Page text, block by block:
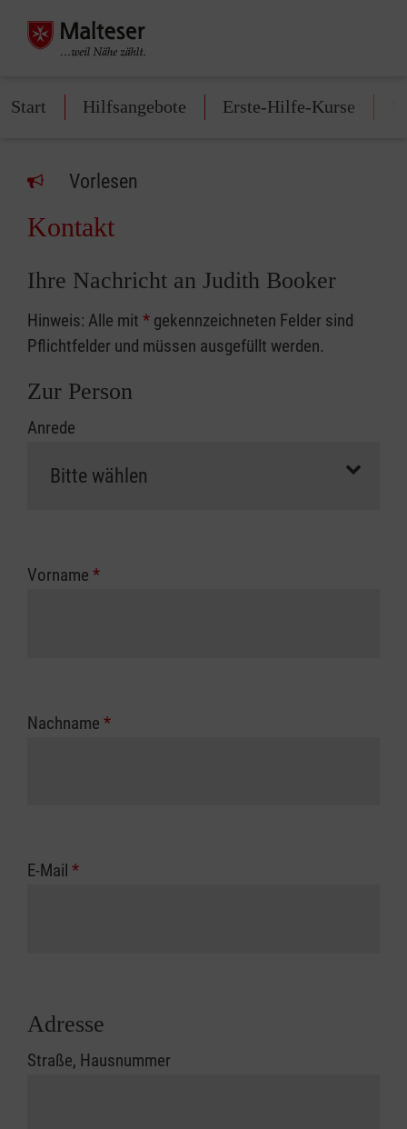
Start Hilfsangebote Erste-Hilfe-Kurse
Vorlesen
Kontakt
Ihre Nachricht an Judith Booker
Hinweis: Alle mit * gekennzeichneten Felder sind
Pflichtfelder und müssen ausgefüllt werden.
Zur Person
Anrede
Vorname *
Nachname *
E-Mail *
Adresse
Straße, Hausnummer